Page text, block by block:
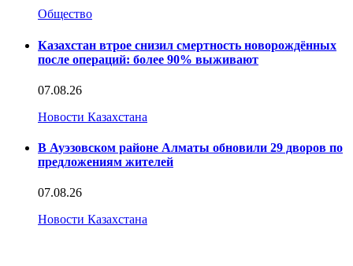
Общество
Казахстан втрое снизил смертность новорождённых
после операций: более 90% выживают
07.08.26
Новости Казахстана
В Ауэзовском районе Алматы обновили 29 дворов по
предложениям жителей
07.08.26
Новости Казахстана